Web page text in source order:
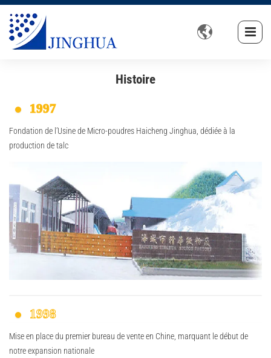

Histoire
1997
Fondation de l’Usine de Micro-poudres Haicheng Jinghua, dédiée à la
production de talc
1998
Mise en place du premier bureau de vente en Chine, marquant le début de
notre expansion nationale